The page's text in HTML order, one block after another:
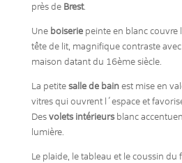
près de Brest.
Une boiseriepeinte en blanc couvre
tête de lit, magnifique contraste
maison datant du 16ème siècle.
La petitesalle de bainest mise en
vitres qui ouvrent l´espace et
Desvolets intérieursblanc
lumière.
Le plaide, le tableau et le coussin